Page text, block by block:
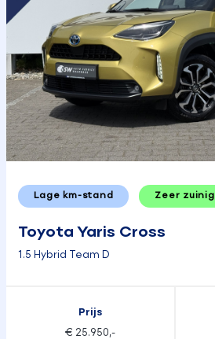
Lage km-stand Zeer zuinig
Toyota Yaris Cross
1.5 Hybrid Team D
Prijs
€ 25.950,-